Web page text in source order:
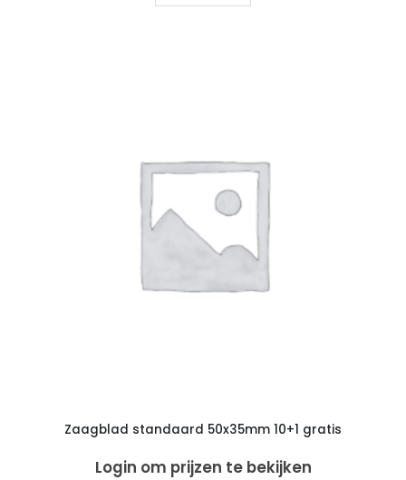
Zaagblad standaard 50x35mm 10+1 gratis
Login om prijzen te bekijken